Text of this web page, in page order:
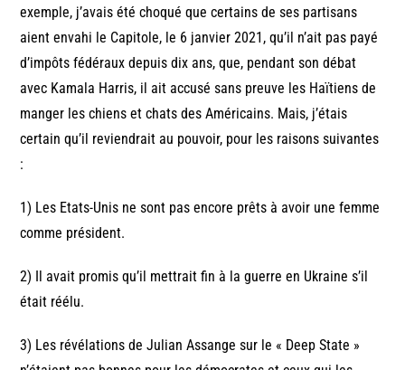
exemple, j’avais été choqué que certains de ses partisans
aient envahi le Capitole, le 6 janvier 2021, qu’il n’ait pas payé
d’impôts fédéraux depuis dix ans, que, pendant son débat
avec Kamala Harris, il ait accusé sans preuve les Haïtiens de
manger les chiens et chats des Américains. Mais, j’étais
certain qu’il reviendrait au pouvoir, pour les raisons suivantes
:
1) Les Etats-Unis ne sont pas encore prêts à avoir une femme
comme président.
2) Il avait promis qu’il mettrait fin à la guerre en Ukraine s’il
était réélu.
3) Les révélations de Julian Assange sur le « Deep State »